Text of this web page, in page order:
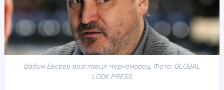
Вадим Евсеев возглавил Черноморец. Фото: GLOBAL
LOOK PRESS